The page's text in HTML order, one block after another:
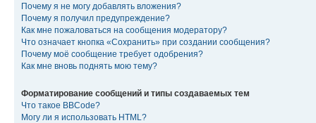
Почему я не могу добавлять вложения?
Почему я получил предупреждение?
Как мне пожаловаться на сообщения модератору?
Что означает кнопка «Сохранить» при создании сообщения?
Почему моё сообщение требует одобрения?
Как мне вновь поднять мою тему?
Форматирование сообщений и типы создаваемых тем
Что такое BBCode?
Могу ли я использовать HTML?